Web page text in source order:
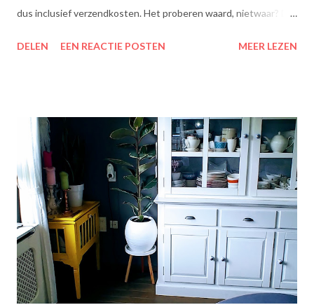
dus inclusief verzendkosten. Het proberen waard, nietwaar? Dit
theesmaken van Lipton: voor een goed moment dat heerlijk
mengsel van zonnebloem-, lijnzaad- en koolzaadolie. Het bevat
Omega’s 3 & 6 die goed zijn voor hart en bloedvaten. Omega's 3
& 6 zijn meervoudig onverzadigde vetzuren, die het lichaam niet
zelf kan aanmaken. Ze dragen bij tot de instandhouding van een
normaal cholesterolgehalte in het bloed. Becel Dieetolie geeft
een optimale smaak aan uw gerechten, met behoud van de
smaak van uw originele ingrediënten. Naast warme toepassing
l...
DELEN EEN REACTIE POSTEN MEER LEZEN